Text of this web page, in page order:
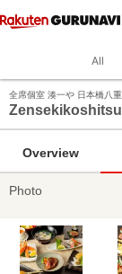
All
全席個室 湊一や 日本橋八
Overview
Photo